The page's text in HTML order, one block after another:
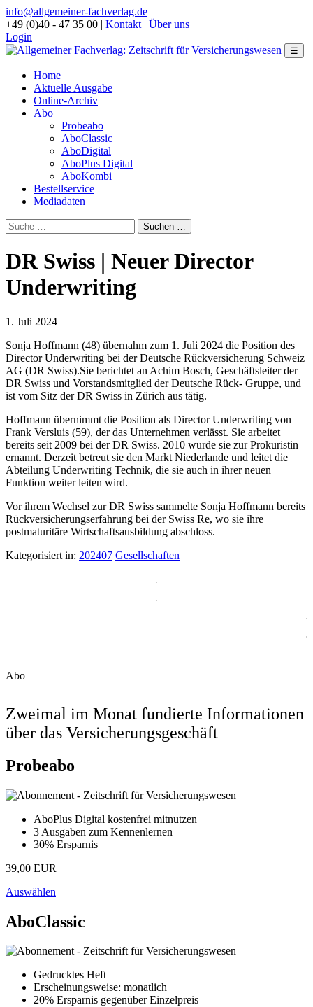
info@allgemeiner-fachverlag.de
+49 (0)40 - 47 35 00 | Kontakt | Über uns
Login
☰
Home
Aktuelle Ausgabe
Online-Archiv
Abo
Probeabo
AboClassic
AboDigital
AboPlus Digital
AboKombi
Bestellservice
Mediadaten
DR Swiss | Neuer Director
Underwriting
1. Juli 2024
Sonja Hoffmann (48) übernahm zum 1. Juli 2024 die Position des
Director Underwriting bei der Deutsche Rückversicherung Schweiz
AG (DR Swiss).Sie berichtet an Achim Bosch, Geschäftsleiter der
DR Swiss und Vorstandsmitglied der Deutsche Rück- Gruppe, und
ist vom Sitz der DR Swiss in Zürich aus tätig.
Hoffmann übernimmt die Position als Director Underwriting von
Frank Versluis (59), der das Unternehmen verlässt. Sie arbeitet
bereits seit 2009 bei der DR Swiss. 2010 wurde sie zur Prokuristin
ernannt. Derzeit betreut sie den Markt Niederlande und leitet die
Abteilung Underwriting Technik, die sie auch in ihrer neuen
Funktion weiter leiten wird.
Vor ihrem Wechsel zur DR Swiss sammelte Sonja Hoffmann bereits
Rückversicherungserfahrung bei der Swiss Re, wo sie ihre
postmaturitäre Wirtschaftsausbildung abschloss.
Kategorisiert in: 202407 Gesellschaften
Abo
Zweimal im Monat fundierte Informationen
über das Versicherungsgeschäft
Probeabo
AboPlus Digital kostenfrei mitnutzen
3 Ausgaben zum Kennenlernen
30% Ersparnis
39,00 EUR
Auswählen
AboClassic
Gedrucktes Heft
Erscheinungsweise: monatlich
20% Ersparnis gegenüber Einzelpreis